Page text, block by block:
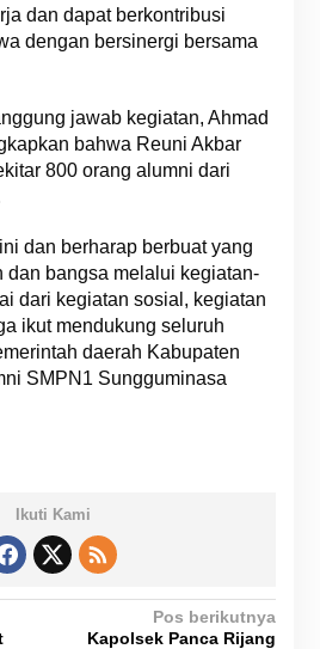
dan dapat berkontribusi
dengan bersinergi bersama
jawab kegiatan, Ahmad
bahwa Reuni Akbar
800 orang alumni dari
dan berharap berbuat yang
dan bangsa melalui kegiatan-
dari kegiatan sosial, kegiatan
ikut mendukung seluruh
daerah Kabupaten
SMPN1 Sungguminasa
Ikuti Kami
Pos berikutnya
Kapolsek Panca Rijang